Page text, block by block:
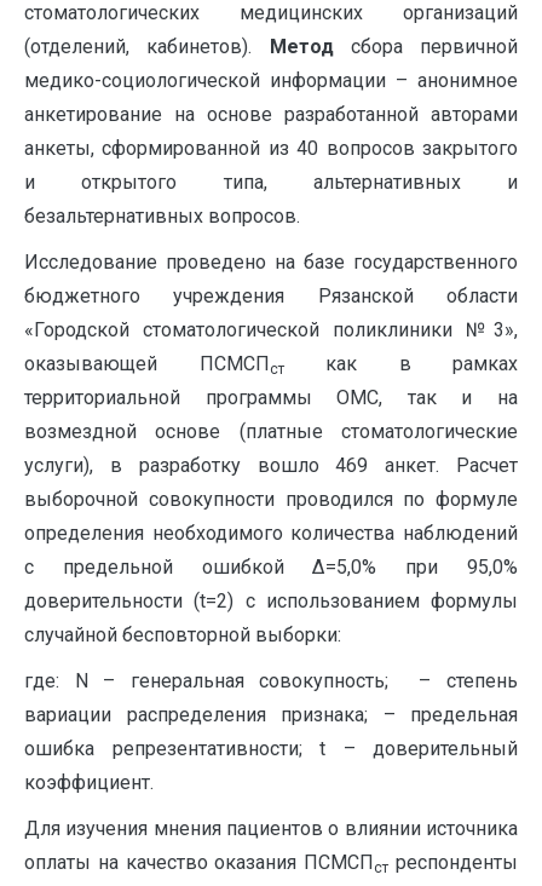
стоматологических медицинских организаций
(отделений, кабинетов). Методсбора первичной
медико-социологической информации – анонимное
анкетирование на основе разработанной авторами
анкеты, сформированной из 40 вопросов закрытого
и открытого типа, альтернативных и
безальтернативных вопросов.
Исследование проведено на базе государственного
бюджетного учреждения Рязанской области
«Городской стоматологической поликлиники №3»,
оказывающей ПСМСПсткак в рамках
территориальной программы ОМС, так и на
возмездной основе (платные стоматологические
услуги), в разработку вошло 469 анкет. Расчет
выборочной совокупности проводился по формуле
опре­деления необходимого количества наблюдений
с предельной ошибкой Δ=5,0% при 95,0%
доверительности (t=2) с использованием формулы
случайной бесповторной выборки:
где: N – генеральная совокупность; – степень
вариации распределения признака; – предельная
ошибка репрезентативности; t – доверительный
коэффициент.
Для изучения мнения пациентов о влиянии источника
оплаты на качество оказания ПСМСПст респонденты